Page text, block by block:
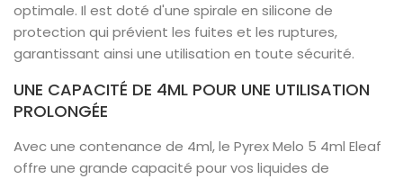
optimale. Il est doté d'une spirale en silicone de
protection qui prévient les fuites et les ruptures,
garantissant ainsi une utilisation en toute sécurité.
UNE CAPACITÉ DE 4ML POUR UNE UTILISATION
PROLONGÉE
Avec une contenance de 4ml, le Pyrex Melo 5 4ml Eleaf
offre une grande capacité pour vos liquides de